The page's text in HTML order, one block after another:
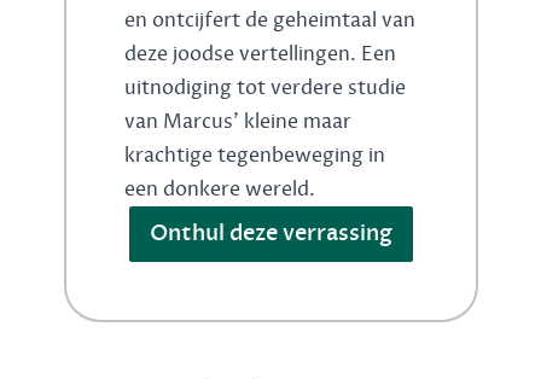
en ontcijfert de geheimtaal van
deze joodse vertellingen. Een
uitnodiging tot verdere studie
van Marcus' kleine maar
krachtige tegenbeweging in
een donkere wereld.
Onthul deze verrassing